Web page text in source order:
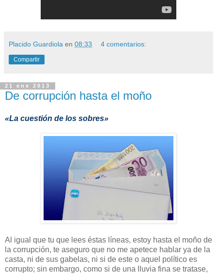
Placido Guardiola en 08:33 4 comentarios:
Compartir
21 ene 2013
De corrupción hasta el moño
«La cuestión de los sobres»
Al igual que tu que lees éstas líneas, estoy hasta el moño de
la corrupción, te aseguro que no me apetece hablar ya de la
casta, ni de sus gabelas, ni si de este o aquel político es
corrupto; sin embargo, como si de una lluvia fina se tratase,